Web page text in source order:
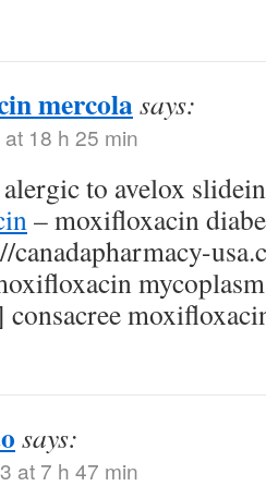
mercolasays:
18 h 25 min
to avelox
– moxifloxacin
canadapharmacy-
says:
at 7 h 47 min